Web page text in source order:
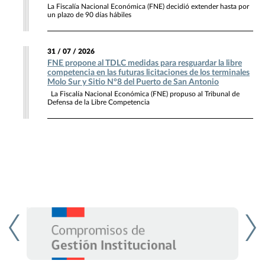
La Fiscalía Nacional Económica (FNE) decidió extender hasta por
un plazo de 90 días hábiles
31 / 07 / 2026
FNE propone al TDLC medidas para resguardar la libre
competencia en las futuras licitaciones de los terminales
Molo Sur y Sitio N°8 del Puerto de San Antonio
La Fiscalía Nacional Económica (FNE) propuso al Tribunal de
Defensa de la Libre Competencia